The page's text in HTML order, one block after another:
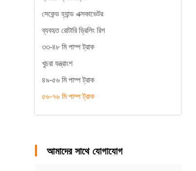
সেকেন্ড হ্যান্ড এক্সকাভেটর
ব্যবহৃত রোটারি ড্রিলিং রিগ
৩৩-৪৮ মি পাম্প ট্রাক
খুচরা যন্ত্রাংশ
৪৯-৫৬ মি পাম্প ট্রাক
৫৬-৭৬ মি পাম্প ট্রাক
আমাদের সাথে যোগাযোগ